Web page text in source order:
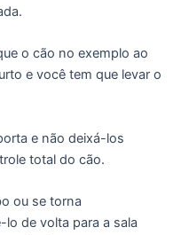
o cão no exemplo ao
e você tem que levar o
e não deixá-los
total do cão.
ou se torna
de volta para a sala